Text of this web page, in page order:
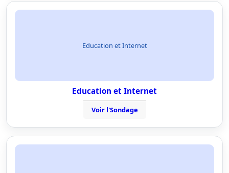
Education et Internet
Education et Internet
Voir l'Sondage